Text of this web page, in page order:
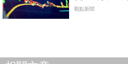
觀點新聞